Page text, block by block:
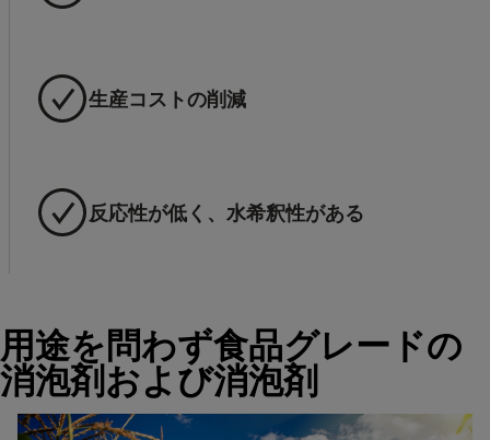
生産コストの削減
反応性が低く、水希釈性がある
用途を問わず食品グレードの
消泡剤および消泡剤